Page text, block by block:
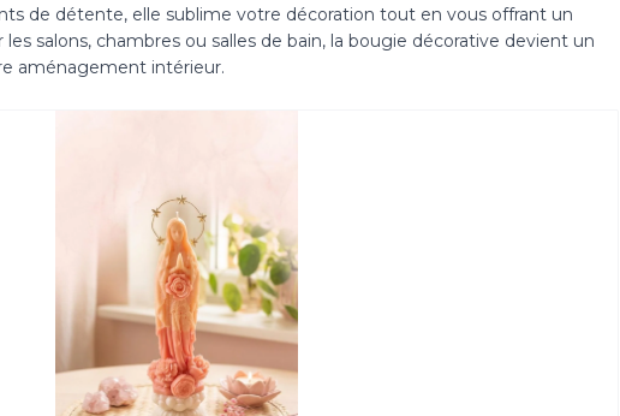
de détente, elle sublime votre décoration tout en vous offrant un
salons, chambres ou salles de bain, la bougie décorative devient un
aménagement intérieur.